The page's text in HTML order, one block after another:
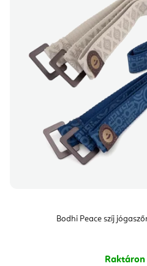
Bodhi Peace szíj
Raktáron